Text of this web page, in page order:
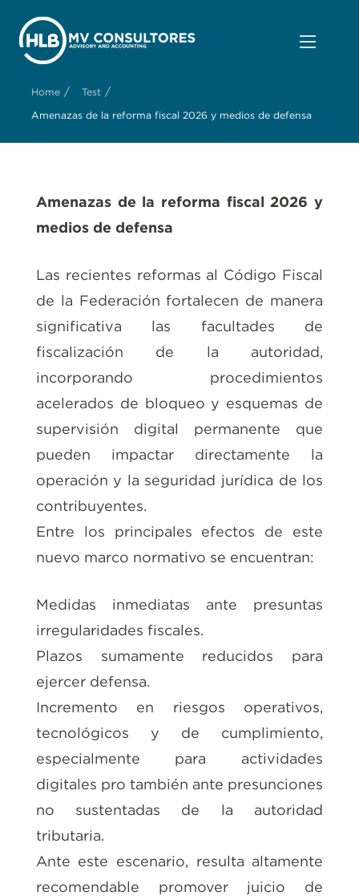
Home / Test /
Amenazas de la reforma fiscal 2026 y medios de defensa
Amenazas de la reforma fiscal 2026 y
medios de defensa
Las recientes reformas al Código Fiscal
de la Federación fortalecen de manera
significativa las facultades de
fiscalización de la autoridad,
incorporando procedimientos
acelerados de bloqueo y esquemas de
supervisión digital permanente que
pueden impactar directamente la
operación y la seguridad jurídica de los
contribuyentes.
Entre los principales efectos de este
nuevo marco normativo se encuentran:
Medidas inmediatas ante presuntas
irregularidades fiscales.
Plazos sumamente reducidos para
ejercer defensa.
Incremento en riesgos operativos,
tecnológicos y de cumplimiento,
especialmente para actividades
digitales pro también ante presunciones
no sustentadas de la autoridad
tributaria.
Ante este escenario, resulta altamente
recomendable promover juicio de